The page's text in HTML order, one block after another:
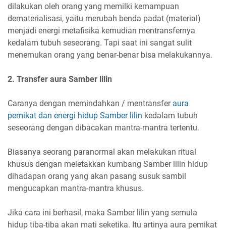
dilakukan oleh orang yang memilki kemampuan
dematerialisasi, yaitu merubah benda padat (material)
menjadi energi metafisika kemudian mentransfernya
kedalam tubuh seseorang. Tapi saat ini sangat sulit
menemukan orang yang benar-benar bisa melakukannya.
2. Transfer aura Samber lilin
Caranya dengan memindahkan / mentransfer aura
pemikat dan energi hidup Samber lilin kedalam tubuh
seseorang dengan dibacakan mantra-mantra tertentu.
Biasanya seorang paranormal akan melakukan ritual
khusus dengan meletakkan kumbang Samber lilin hidup
dihadapan orang yang akan pasang susuk sambil
mengucapkan mantra-mantra khusus.
Jika cara ini berhasil, maka Samber lilin yang semula
hidup tiba-tiba akan mati seketika. Itu artinya aura pemikat